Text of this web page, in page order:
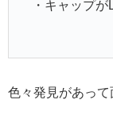
・キャップが
色々発見があって